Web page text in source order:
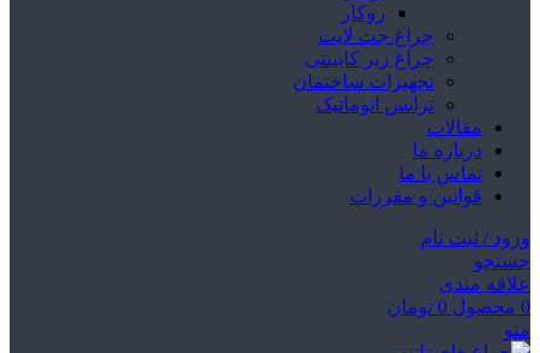
روکار
چراغ جت لایت
چراغ زیر کابینتی
تجهیزات ساختمان
ترانس اتوماتیک
مقالات
درباره ما
تماس با ما
قوانین و مقررات
ورود / ثبت نام
جستجو
علاقه مندی
0 محصول 0 تومان
منو